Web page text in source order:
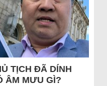
TỊCH ĐÃ DÍNH
ÂM MƯU GÌ?